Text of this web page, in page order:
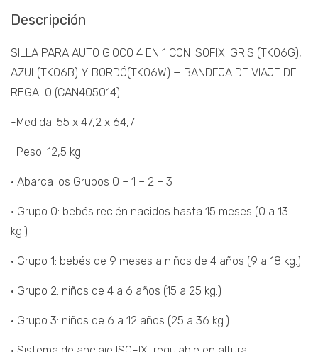
Descripción
SILLA PARA AUTO GIOCO 4 EN 1 CON ISOFIX: GRIS (TK06G),
AZUL(TK06B) Y BORDÓ(TK06W) + BANDEJA DE VIAJE DE
REGALO (CAN405014)
-Medida: 55 x 47,2 x 64,7
-Peso: 12,5 kg
• Abarca los Grupos 0 – 1 – 2 – 3
• Grupo 0: bebés recién nacidos hasta 15 meses (0 a 13
kg.)
• Grupo 1: bebés de 9 meses a niños de 4 años (9 a 18 kg.)
• Grupo 2: niños de 4 a 6 años (15 a 25 kg.)
• Grupo 3: niños de 6 a 12 años (25 a 36 kg.)